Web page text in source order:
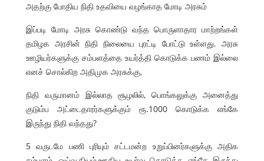
அதற்கு போதிய நிதி உதவியை வழங்காத மோடி அரசும்
இப்படி மோடி அரசு கொண்டு வந்த பொருளாதார மாற்றங்கள்
தமிழக அரசின் நிதி நிலையை புரட்டி போட்டு உள்ளது. அரசு
ஊழியர்களுக்கு சம்பளத்தை உயர்த்தி கொடுக்க பணம் இல்லை
எனச் சொல்கிற அதிமுக அரசுக்கு,
நிதி வருமானம் இல்லாத சூழலில், பொங்கலுக்கு அனைத்து
குடும்ப அட்டைதாரர்களுக்கும் ரூ.1000 கொடுக்க எங்கே
இருந்து நிதி வந்தது?
5 வருடமே பணி புரியும் சட்டமன்ற உறுப்பினர்களுக்கு அதிக